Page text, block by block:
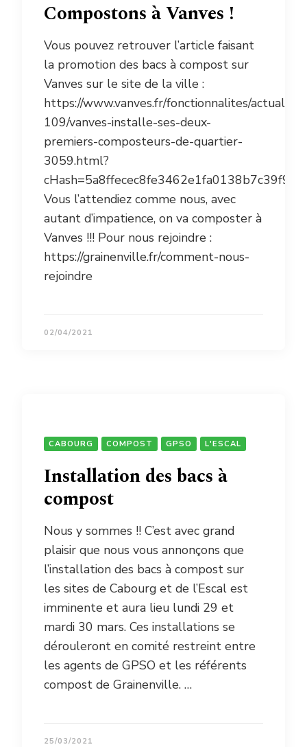
Compostons à Vanves !
Vous pouvez retrouver l’article faisant
la promotion des bacs à compost sur
Vanves sur le site de la ville :
https://www.vanves.fr/fonctionnalites/
109/vanves-installe-ses-deux-
premiers-composteurs-de-quartier-
3059.html?
cHash=5a8ffecec8fe3462e1fa0138b7c39f93
Vous l’attendiez comme nous, avec
autant d’impatience, on va composter à
Vanves !!! Pour nous rejoindre :
https://grainenville.fr/comment-nous-
rejoindre
02/04/2021
CABOURG COMPOST GPSO L'ESCAL
Installation des bacs à
compost
Nous y sommes !! C’est avec grand
plaisir que nous vous annonçons que
l’installation des bacs à compost sur
les sites de Cabourg et de l’Escal est
imminente et aura lieu lundi 29 et
mardi 30 mars. Ces installations se
dérouleront en comité restreint entre
les agents de GPSO et les référents
compost de Grainenville. …
25/03/2021